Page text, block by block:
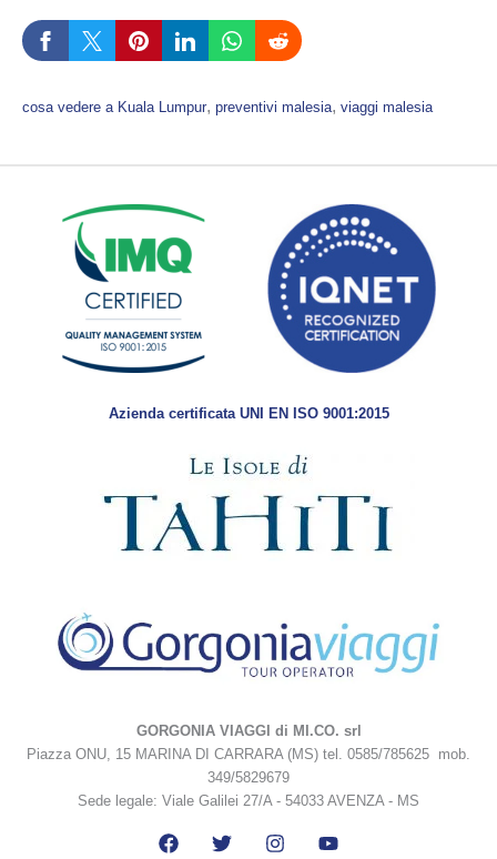
cosa vedere a Kuala Lumpur, preventivi malesia, viaggi malesia
Azienda certificata UNI EN ISO 9001:2015
GORGONIA VIAGGI di MI.CO. srl
Piazza ONU, 15 MARINA DI CARRARA (MS) tel. 0585/785625 mob.
349/5829679
Sede legale: Viale Galilei 27/A - 54033 AVENZA - MS